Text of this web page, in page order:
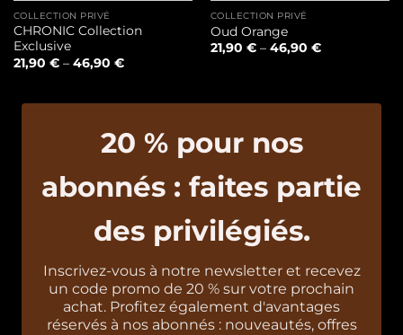
COLLECTION PRIVÉ
CHRONIC Collection
Exclusive
21,90 €– 46,90 €
COLLECTION PRIVÉ
Oud Orange
21,90 €– 46,90 €
20 % pour nos
abonnés : faites partie
des privilégiés.
Inscrivez-vous à notre newsletter et recevez
un code promo de 20 % sur votre prochain
achat. Profitez également d'avantages
réservés à nos abonnés : nouveautés, offres